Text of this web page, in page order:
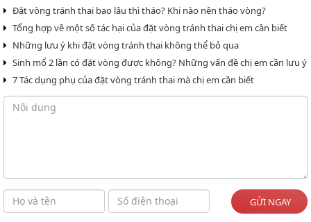
Đặt vòng tránh thai bao lâu thì tháo? Khi nào nên tháo vòng?
Tổng hợp về một số tác hại của đặt vòng tránh thai chị em cần biết
Những lưu ý khi đặt vòng tránh thai không thể bỏ qua
Sinh mổ 2 lần có đặt vòng được không? Những vấn đề chị em cần lưu ý
7 Tác dụng phụ của đặt vòng tránh thai mà chị em cần biết
GỬI NGAY